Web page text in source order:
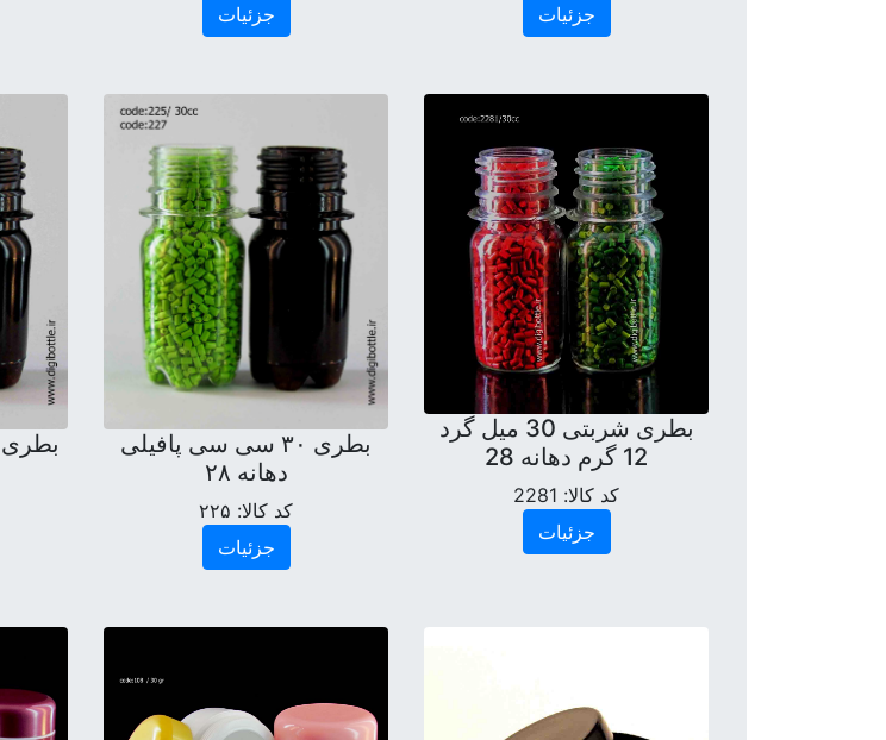
جزئیات
جزئیات
بطری شربتی 30 میل گرد
12 گرم دهانه 28
کد کالا: 2281
جزئیات
بطری ۳۰ سی سی پافیلی
دهانه ۲۸
کد کالا: ۲۲۵
جزئیات